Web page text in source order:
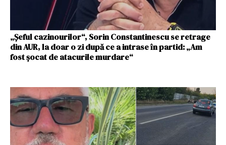
„Șeful cazinourilor“, Sorin Constantinescu se retrage
din AUR, la doar o zi după ce a intrase în partid: „Am
fost șocat de atacurile murdare“